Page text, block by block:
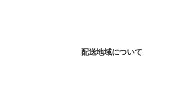
配送地域について